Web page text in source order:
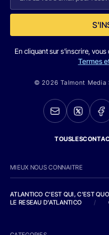
En cliquant sur s'inscrire,
Termes
© 2026 Talmont Media
MIEUX NOUS CONNAITRE
ATLANTICO C'EST QUI, C'EST
LE RESEAU D'ATLANTICO
/